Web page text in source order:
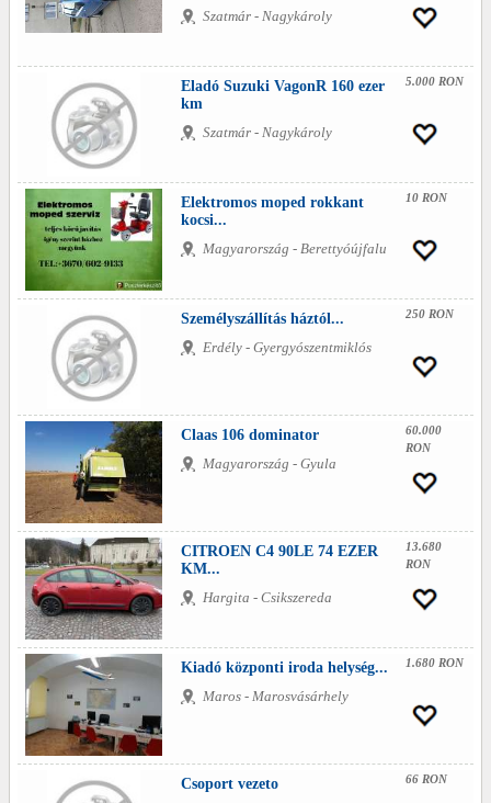
Szatmár - Nagykároly
Eladó Suzuki VagonR 160 ezer
km
Szatmár - Nagykároly
5.000 RON
Elektromos moped rokkant
kocsi...
Magyarország - Berettyóújfalu
10 RON
Személyszállítás háztól...
Erdély - Gyergyószentmiklós
250 RON
Claas 106 dominator
Magyarország - Gyula
60.000
RON
CITROEN C4 90LE 74 EZER
KM...
Hargita - Csikszereda
13.680
RON
Kiadó központi iroda helység...
Maros - Marosvásárhely
1.680 RON
Csoport vezeto
66 RON